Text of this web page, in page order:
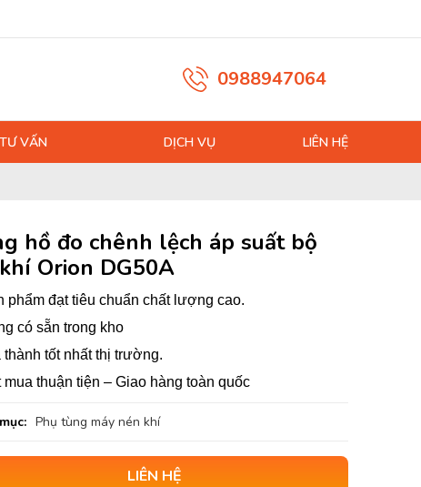
0988947064
VẤN DỊCH VỤ LIÊN HỆ
hồ đo chênh lệch áp suất bộ
Orion DG50A
phẩm đạt tiêu chuẩn chất lượng cao.
có sẵn trong kho
thành tốt nhất thị trường.
thuận tiện – Giao hàng toàn quốc
Phụ tùng máy nén khí
LIÊN HỆ